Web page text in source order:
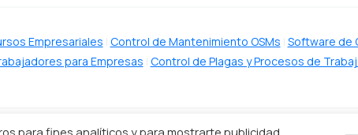
Empresariales Control de Mantenimiento OSMs Software de
para Empresas Control de Plagas y Procesos de
para fines analíticos y para mostrarte publicidad